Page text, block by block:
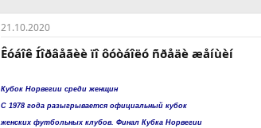
21.10.2020
Êóáîê Íîðâåãèè ïî ôóòáîëó ñðåäè æåíùèí
Кубок Норвегии среди женщин
С 1978 года разыгрывается официальный кубок
женских футбольных клубов. Финал Кубка Норвегии